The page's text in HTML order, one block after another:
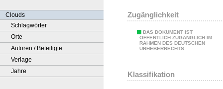
Clouds
Schlagwörter
Orte
Autoren / Beteiligte
Verlage
Jahre
Zugänglichkeit
DAS DOKUMENT IST
ÖFFENTLICH ZUGÄNGLICH IM
RAHMEN DES DEUTSCHEN
URHEBERRECHTS.
Klassifikation